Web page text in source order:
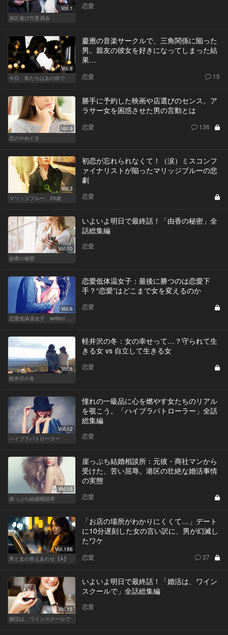
Vol.1
港区遊び方委員会
恋愛
Vol.8
今日、私たちはあの街で
慶應の音楽サークルで、三角関係に陥った
男。親友の彼女を好きになってしまった結
果…
恋愛 15
Vol.9
恋のやめどき
勝手に予約した映画や店選びのセンス。ア
ラサー女を困惑させた男の言動とは
恋愛 136
Vol.3
マリッジブルー、29歳
初恋が忘れられなくて！（涙）ミスコンフ
ァイナリストが陥ったマリッジブルーの悲
劇
恋愛
Vol.10
由香の秘密
いよいよ明日で最終話！「由香の秘密」全
話総集編
恋愛
Vol.6
恋愛低体温女子 written by 内埜さくら
恋愛低体温女子：最後に勝つのは恋愛下
手？“恋愛”はどこまで女を変えるのか
恋愛
Vol.6
軽井沢の冬
軽井沢の冬：女の幸せって…？守られて生
きる女 vs 自立して生きる女
恋愛
Vol.12
ハイブラパトローラー
憧れの一級品に心を燃やす女たちのリアル
を覗こう。「ハイブラパトローラー」全話
総集編
恋愛
Vol.15
崖っぷち結婚相談所
崖っぷち結婚相談所：元彼・商社マンから
受けた、苦い屈辱。港区の壮絶な婚活事情
の実態
恋愛
Vol.186
男と女の答えあわせ【A】
「お店の場所がわかりにくくて…」デート
に10分遅刻した女の言い訳に、男が幻滅し
たワケ
恋愛 37
Vol.15
婚活は、ワインスクールで
いよいよ明日で最終話！「婚活は、ワイン
スクールで」全話総集編
恋愛